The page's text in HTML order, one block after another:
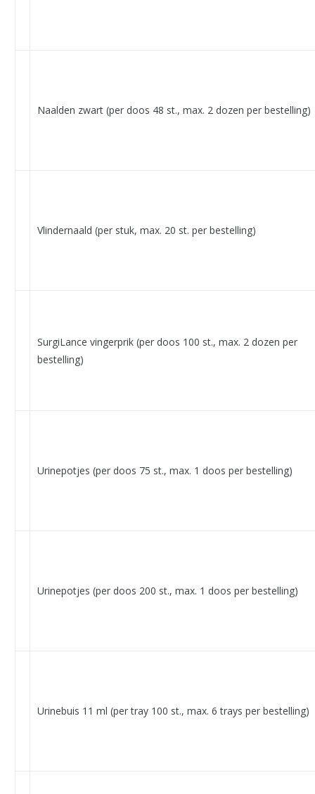
Naalden zwart (per doos 48 st., max. 2 dozen per bestelling)
Vlindernaald (per stuk, max. 20 st. per bestelling)
SurgiLance vingerprik (per doos 100 st., max. 2 dozen per
bestelling)
Urinepotjes (per doos 75 st., max. 1 doos per bestelling)
Urinepotjes (per doos 200 st., max. 1 doos per bestelling)
Urinebuis 11 ml (per tray 100 st., max. 6 trays per bestelling)